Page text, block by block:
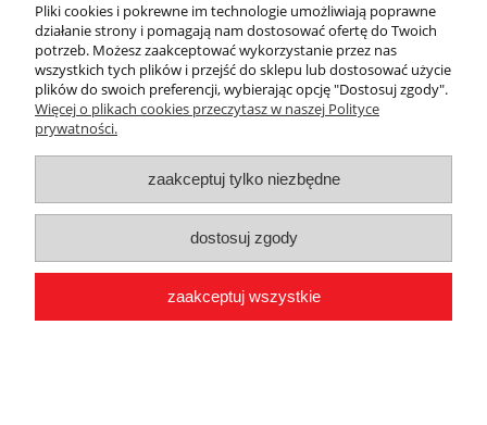
pokaż pełną wersję strony
Pliki cookies i pokrewne im technologie umożliwiają poprawne
działanie strony i pomagają nam dostosować ofertę do Twoich
potrzeb. Możesz zaakceptować wykorzystanie przez nas
wszystkich tych plików i przejść do sklepu lub dostosować użycie
plików do swoich preferencji, wybierając opcję "Dostosuj zgody".
Więcej o plikach cookies przeczytasz w naszej Polityce
prywatności.
zaakceptuj tylko niezbędne
dostosuj zgody
zaakceptuj wszystkie